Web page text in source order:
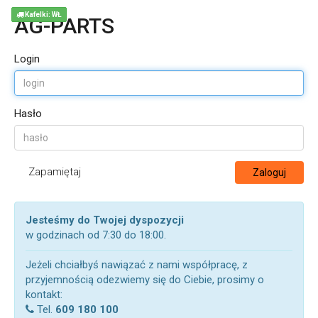
AG-PARTS
Login
Hasło
Zapamiętaj Zaloguj
Jesteśmy do Twojej dyspozycji
w godzinach od 7:30 do 18:00.
Jeżeli chciałbyś nawiązać z nami współpracę, z
przyjemnością odezwiemy się do Ciebie, prosimy o
kontakt:
Tel. 609 180 100
Kafelki: WŁ